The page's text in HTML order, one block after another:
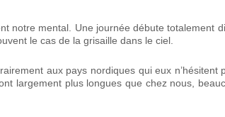
notre mental. Une journée débute totalement
le cas de la grisaille dans le ciel.
aux pays nordiques qui eux n’hésitent
largement plus longues que chez nous,